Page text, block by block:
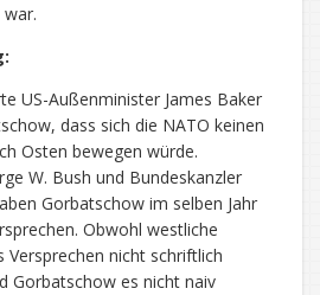
US-Außenminister James Baker
dass sich die NATO keinen
Osten bewegen würde.
W. Bush und Bundeskanzler
Gorbatschow im selben Jahr
Obwohl westliche
Versprechen nicht schriftlich
Gorbatschow es nicht naiv